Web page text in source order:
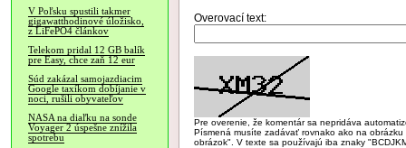
V Poľsku spustili takmer
gigawatthodinové úložisko,
z LiFePO4 článkov
Telekom pridal 12 GB balík
pre Easy, chce zaň 12 eur
Súd zakázal samojazdiacim
Google taxíkom dobíjanie v
noci, rušili obyvateľov
NASA na diaľku na sonde
Voyager 2 úspešne znížila
spotrebu
Overovací text:
Pre overenie, že komentár sa nepridáva
Písmená musíte zadávať rovnako ako na
obrázok". V texte sa používajú iba znaky